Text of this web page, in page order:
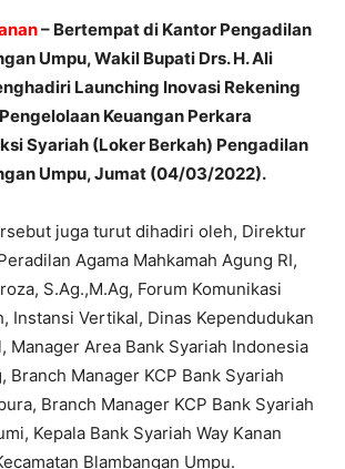
– Bertempat di Kantor Pengadilan
Umpu, Wakil Bupati Drs. H. Ali
Launching Inovasi Rekening
Keuangan Perkara
Syariah (Loker Berkah) Pengadilan
Umpu, Jumat (04/03/2022).
juga turut dihadiri oleh, Direktur
Agama Mahkamah Agung RI,
S.Ag.,M.Ag, Forum Komunikasi
Instansi Vertikal, Dinas Kependudukan
Manager Area Bank Syariah Indonesia
Branch Manager KCP Bank Syariah
Branch Manager KCP Bank Syariah
Kepala Bank Syariah Way Kanan
Blambangan Umpu.